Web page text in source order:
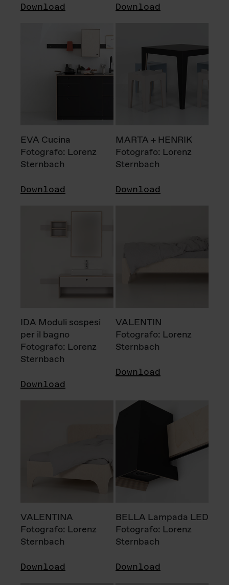
Download Download
EVA Cucina
Fotografo: Lorenz
Sternbach
Download
MARTA + HENRIK
Fotografo: Lorenz
Sternbach
Download
IDA Moduli sospesi
per il bagno
Fotografo: Lorenz
Sternbach
Download
VALENTIN
Fotografo: Lorenz
Sternbach
Download
VALENTINA
Fotografo: Lorenz
Sternbach
Download
BELLA Lampada LED
Fotografo: Lorenz
Sternbach
Download